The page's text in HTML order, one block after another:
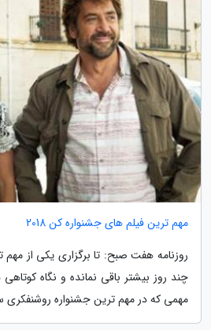
مهم ترین فیلم های جشنواره کن 2018
روزنامه هفت صبح: تا برگزاری یکی از
چند روز بیشتر باقی نمانده و نگاه
مهمی که در مهم ترین جشنواره روشنفکری